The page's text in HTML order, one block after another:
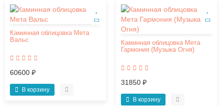
Каминная облицовка Мета
Вальс
60600 ₽
В корзину
Каминная облицовка Мета
Гармония (Музыка Огня)
31850 ₽
В корзину